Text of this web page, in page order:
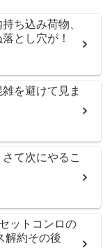
ち込み荷物、
とし穴が！
を避けて見ま
て次にやるこ
ットコンロの
解約その後